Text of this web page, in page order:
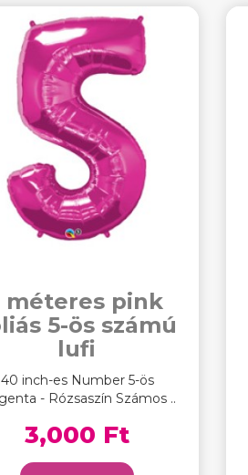
méteres pink
5-ös számú
lufi
40 inch-es Number 5-ös
- Rózsaszín Számos ..
3,000 Ft